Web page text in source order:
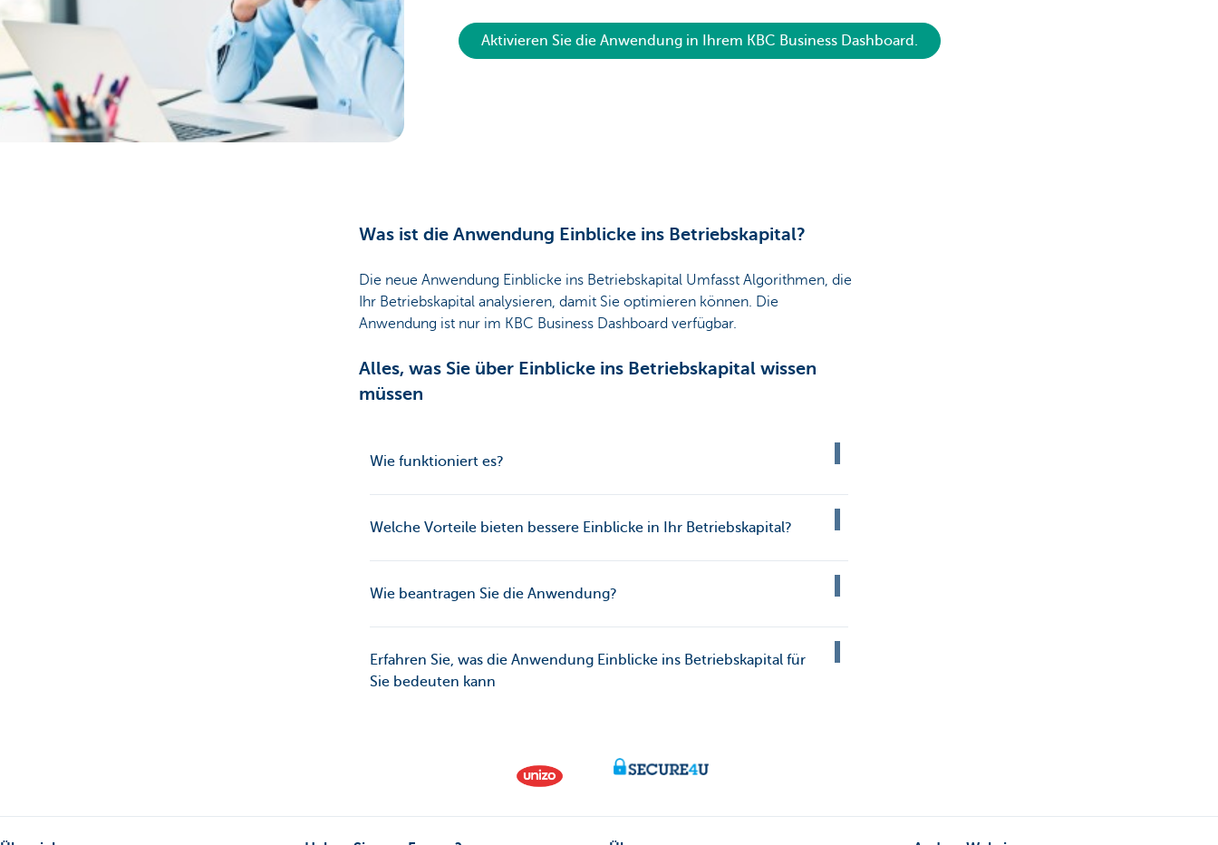
Unternehmer
Aktivieren Sie die Anwendung in Ihrem KBC Business Dashboard.
Was ist die Anwendung Einblicke ins Betriebskapital?
Die neue Anwendung Einblicke ins Betriebskapital Umfasst Algorithmen, die
Ihr Betriebskapital analysieren, damit Sie optimieren können. Die
Anwendung ist nur im KBC Business Dashboard verfügbar.
Alles, was Sie über Einblicke ins Betriebskapital wissen
müssen
Wie funktioniert es?
Welche Vorteile bieten bessere Einblicke in Ihr Betriebskapital?
Wie beantragen Sie die Anwendung?
Erfahren Sie, was die Anwendung Einblicke ins Betriebskapital für
Sie bedeuten kann